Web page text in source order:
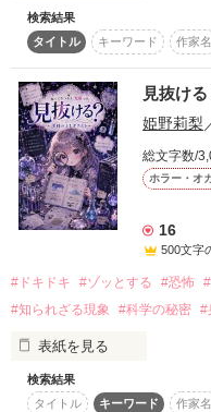
ジャンル
感想
ステータス
作品の長さ
コンテスト
復刻！夏の野いちごビ
ャレンジ！～
近すぎて気づけない。
本当は誰よりも大切な存
運命の人とかって憧れるけ
あれ……？
検索結果
タイトル
キーワード 作家名
見抜け
姫野莉梨
総文字数/
ホラー・オ
16
500文字
#ドキドキ #ゾッとする #恐怖
#知られざる現象
#科学の秘密 #
表紙を見る
検索結果
タイトル
キーワード 作家名